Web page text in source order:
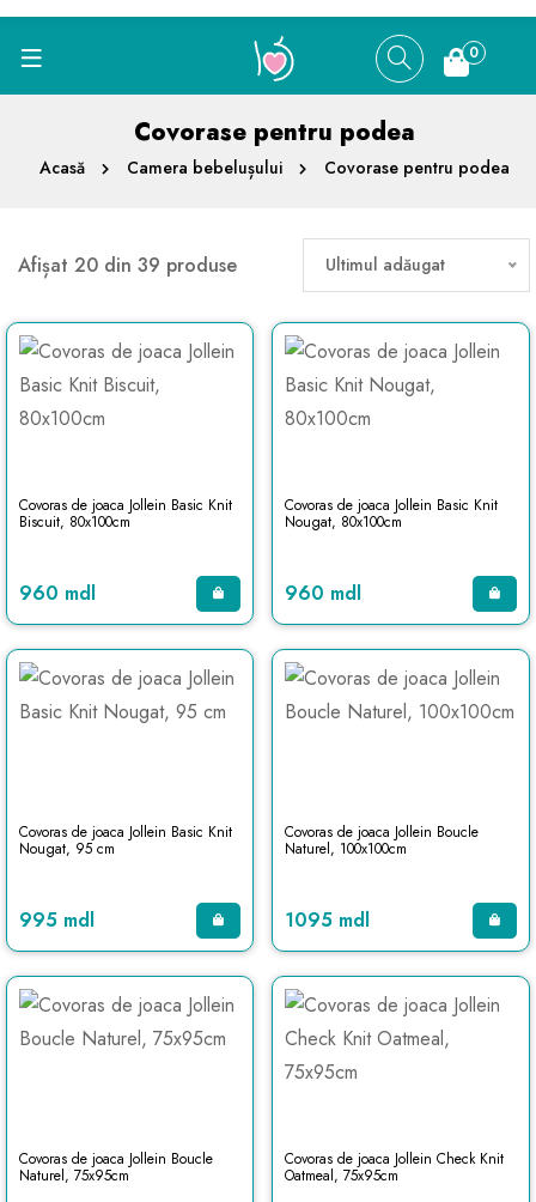
0
Covorase pentru podea
Acasă Camera bebelușului Covorase pentru podea
Afișat 20 din 39 produse Ultimul adăugat
Covoras de joaca Jollein Basic Knit
Biscuit, 80x100cm
960 mdl
Covoras de joaca Jollein Basic Knit
Nougat, 80x100cm
960 mdl
Covoras de joaca Jollein Basic Knit
Nougat, 95 cm
995 mdl
Covoras de joaca Jollein Boucle
Naturel, 100x100cm
1095 mdl
Covoras de joaca Jollein Boucle
Naturel, 75x95cm
Covoras de joaca Jollein Check Knit
Oatmeal, 75x95cm